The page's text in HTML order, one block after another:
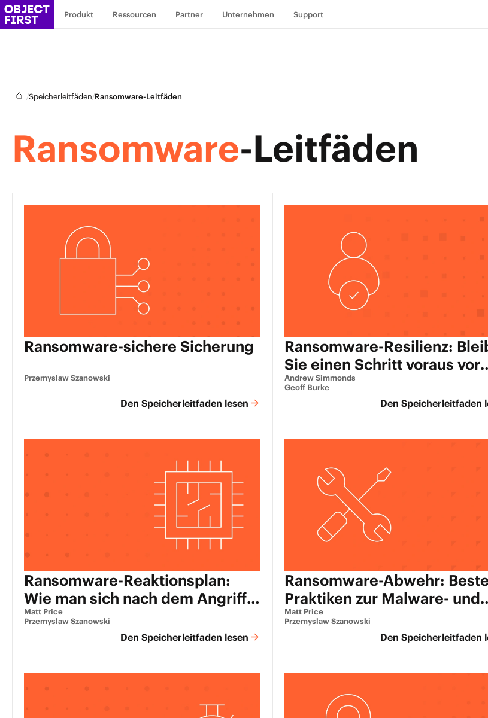
Produkt Ressourcen Partner Unternehmen Support
/Speicherleitfäden/Ransomware-Leitfäden
Ransomware-Leitfäden
Ransomware-sichere Sicherung
Przemyslaw Szanowski
Den Speicherleitfaden lesen
Ransomware-Resilienz:
Sie einen Schritt voraus vor
Cyber-Bedrohungen
Andrew Simmonds
Geoff Burke
Den Speicherleitfaden
Ransomware-Reaktionsplan:
Wie man sich nach dem Angriff
erholt
Matt Price
Przemyslaw Szanowski
Den Speicherleitfaden lesen
Ransomware-Abwehr: Beste
Praktiken zur Malware- und
Ransomware-Prävention
Matt Price
Przemyslaw Szanowski
Den Speicherleitfaden